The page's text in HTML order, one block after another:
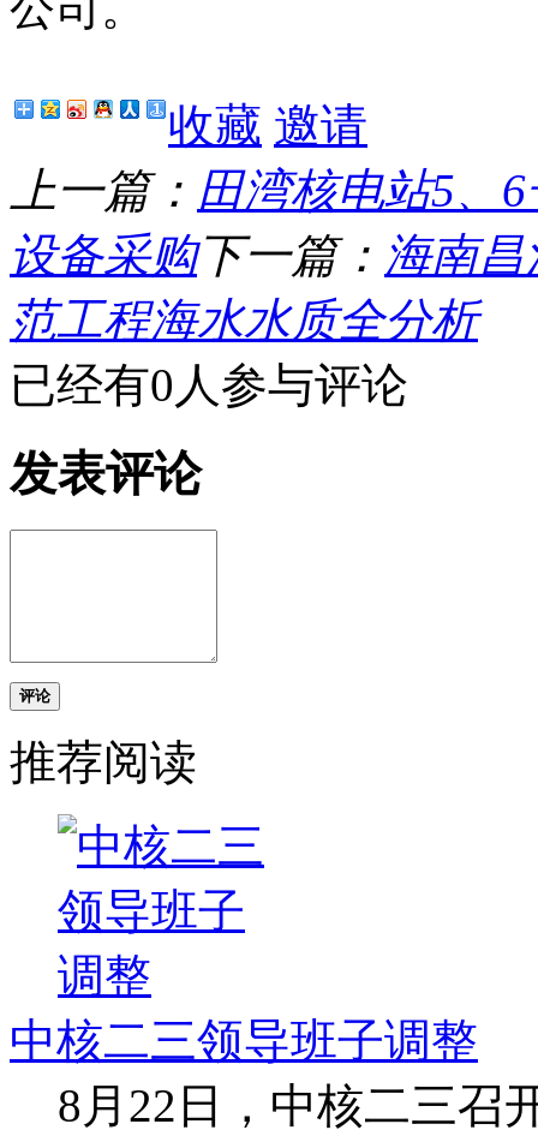
收藏 邀请
上一篇： 田湾核电站5、
设备采购下一篇： 海南
范工程海水水质全分析
已经有0人参与评论
发表评论
评论
推荐阅读
中核二三领导班子调整
8月22日，中核二三召